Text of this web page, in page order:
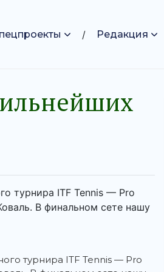
Редакция
турнира ITF Tennis — Pro
В финальном сете нашу
турнира ITF Tennis — Pro